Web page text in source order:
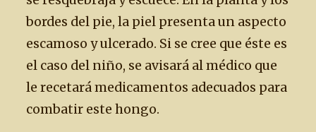
bordes del pie, la piel presenta un aspecto
escamoso y ulcerado. Si se cree que éste es
el caso del niño, se avisará al médico que
le recetará medicamentos adecuados para
combatir este hongo.